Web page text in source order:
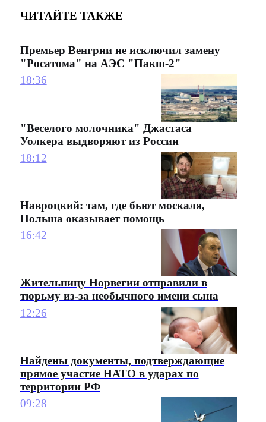
ЧИТАЙТЕ ТАКЖЕ
Премьер Венгрии не исключил замену
"Росатома" на АЭС "Пакш-2"
18:36
"Веселого молочника" Джастаса
Уолкера выдворяют из России
18:12
Навроцкий: там, где бьют москаля,
Польша оказывает помощь
16:42
Жительницу Норвегии отправили в
тюрьму из-за необычного имени сына
12:26
Найдены документы, подтверждающие
прямое участие НАТО в ударах по
территории РФ
09:28